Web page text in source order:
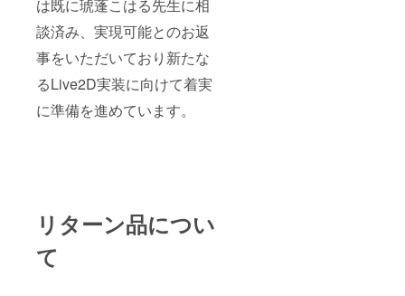
は既に琥蓬こはる先生に相
談済み、実現可能とのお返
事をいただいており新たな
るLive2D実装に向けて着実
に準備を進めています。
リターン品につい
て